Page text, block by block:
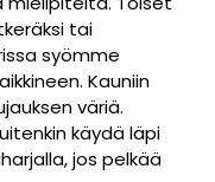
tai
syömme
Kauniin
väriä.
käydä läpi
jos pelkää